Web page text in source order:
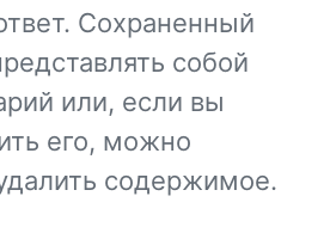
Сохраненный
собой
или, если вы
его, можно
содержимое.